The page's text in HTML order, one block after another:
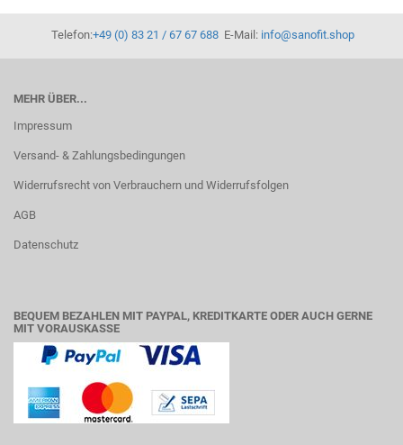
Telefon:+49 (0) 83 21 / 67 67 688 E-Mail: info@sanofit.shop
MEHR ÜBER...
Impressum
Versand- & Zahlungsbedingungen
Widerrufsrecht von Verbrauchern und Widerrufsfolgen
AGB
Datenschutz
BEQUEM BEZAHLEN MIT PAYPAL, KREDITKARTE ODER AUCH GERNE
MIT VORAUSKASSE